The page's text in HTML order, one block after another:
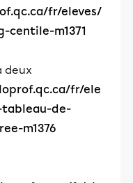
fr/eleves/
centile-m1371
deux
fr/ele
de-
m1376